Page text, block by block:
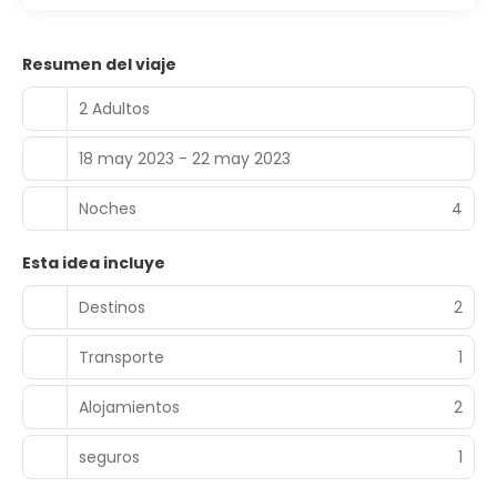
Resumen del viaje
2 Adultos
18 may 2023 - 22 may 2023
Noches 4
Esta idea incluye
Destinos
2
Transporte 1
Alojamientos 2
seguros 1